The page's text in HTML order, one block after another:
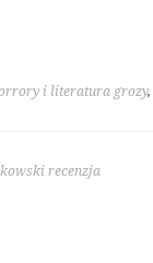
i literatura grozy,
recenzja